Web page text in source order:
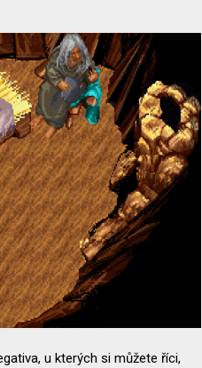
u kterých si můžete říci,